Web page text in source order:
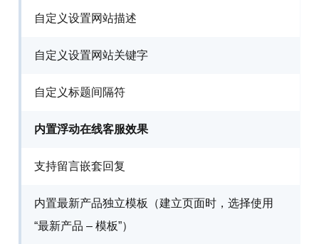
自定义设置网站描述
自定义设置网站关键字
自定义标题间隔符
内置浮动在线客服效果
支持留言嵌套回复
内置最新产品独立模板（建立页面时，选择使用
“最新产品 – 模板”）